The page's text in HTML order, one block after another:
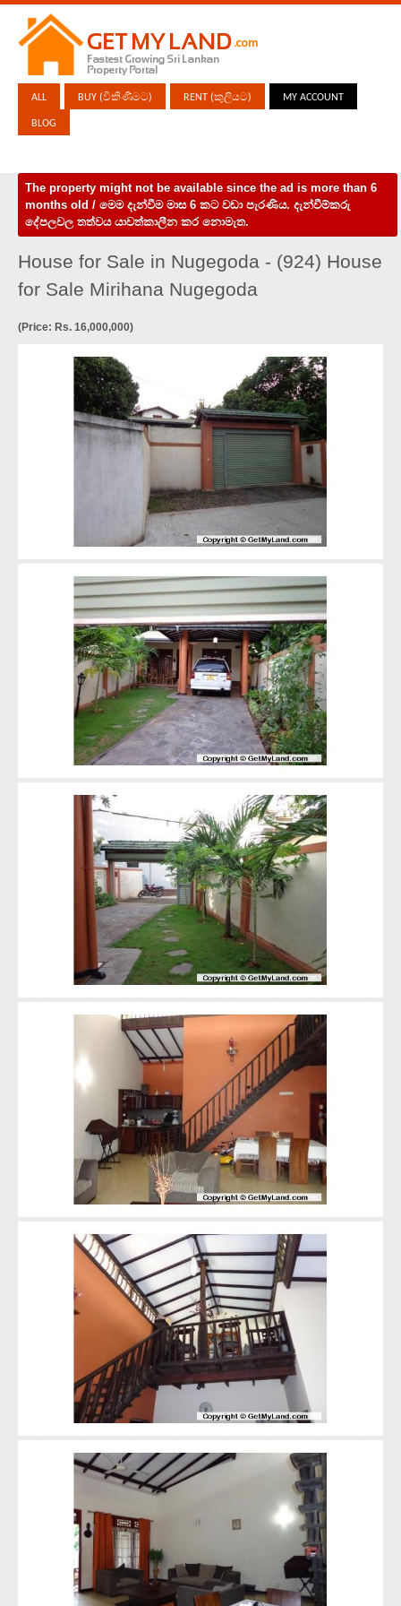
ALL BUY (විකිණීමට) RENT (කුලියට) MY ACCOUNT
BLOG
The property might not be available since the ad is more than 6
months old / මෙම දැන්වීම මාස 6 කට වඩා පැරණිය. දැන්වීම්කරු
දේපලවල තත්වය යාවත්කාලීන කර නොමැත.
House for Sale in Nugegoda - (924) House
for Sale Mirihana Nugegoda
(Price: Rs. 16,000,000)